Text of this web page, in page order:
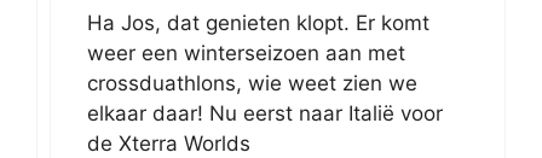
Ha Jos, dat genieten klopt. Er komt
weer een winterseizoen aan met
crossduathlons, wie weet zien we
elkaar daar! Nu eerst naar Italië voor
de Xterra Worlds